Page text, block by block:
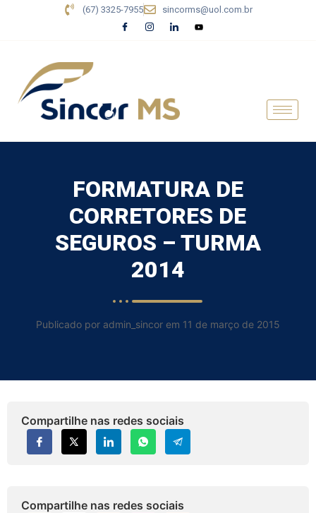
(67) 3325-7955 sincorms@uol.com.br
FORMATURA DE
CORRETORES DE
SEGUROS – TURMA
2014
Publicado por admin_sincor em 11 de março de 2015
Compartilhe nas redes sociais
Compartilhe nas redes sociais